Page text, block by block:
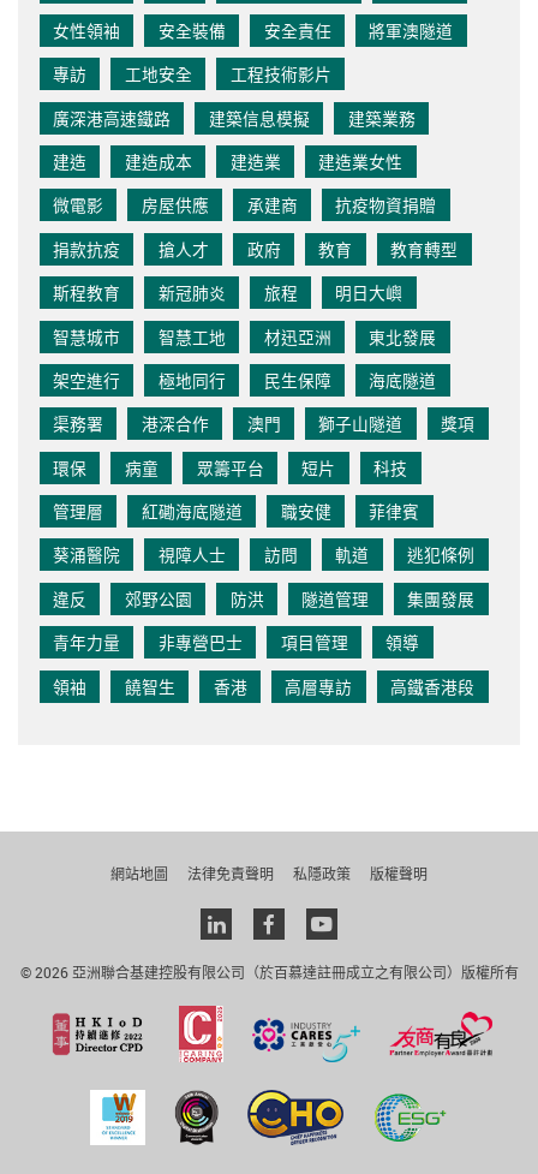
女性領袖
安全裝備 安全責任
將軍澳隧道
專訪
工地安全
工程技術影片
廣深港高速鐵路
建築信息模擬
建築業務
建造
建造成本 建造業
建造業女性
微電影
房屋供應 承建商
抗疫物資捐贈
捐款抗疫
搶人才 政府 教育
教育轉型
斯程教育
新冠肺炎 旅程
明日大嶼
智慧城市
智慧工地 材迅亞洲
東北發展
架空進行
極地同行 民生保障
海底隧道
渠務署
港深合作 澳門 獅子山隧道
獎項
環保
病童 眾籌平台 短片
科技
管理層
紅磡海底隧道 職安健
菲律賓
葵涌醫院
視障人士 訪問 軌道
逃犯條例
違反
郊野公園 防洪 隧道管理
集團發展
青年力量
非專營巴士 項目管理
領導
領袖
饒智生 香港 高層專訪 高鐵香港段
網站地圖 法律免責聲明 私隱政策 版權聲明
Linkedinfacebookyoutube
© 2026 亞洲聯合基建控股有限公司（於百慕達註冊成立之有限公司）版權所有